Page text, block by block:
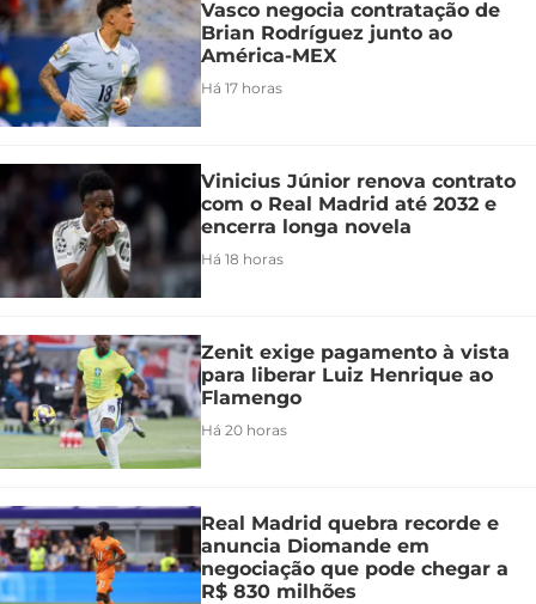
Vasco negocia contratação de
Brian Rodríguez junto ao
América-MEX
Há 17 horas
Vinicius Júnior renova contrato
com o Real Madrid até 2032 e
encerra longa novela
Há 18 horas
Zenit exige pagamento à vista
para liberar Luiz Henrique ao
Flamengo
Há 20 horas
Real Madrid quebra recorde e
anuncia Diomande em
negociação que pode chegar a
R$ 830 milhões